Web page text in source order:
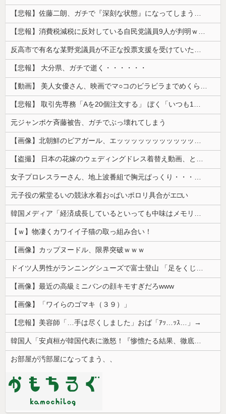
【悲報】佐藤二朗、ガチで『深刻な状態』になってしまう・・・・
【悲報】消費税減税に反対している自民党議員9人が判明ｗｗｗｗｗｗ
反高市で有名な某野党議員が不正な投票支援を受けていた過去が発掘、「説明責任があるのでは？」と揶揄されており……
【悲報】 大分県、ガチで逝く・・・・・・
【動画】 美人女優さん、映画でマ○コのビラビラまでめくらせてしまうｗｗｗｗｗｗ
【悲報】 取引先専務「Aを20個注文する」 ぼく「いつも1～2個しか使わないけど本当に20であってる？」 取専「あってる」→結果『こう』なったんだが...
元ジャンポケ斉藤被告、ガチでぶっ壊れてしまう
【画像】北朝鮮のビアガール、エッッッッッッッッッッッッッッッッッ！
【盗撮】 日本の花嫁のウェディングドレス着替え動画、とんでもない神乳だと海外で話題に
女子プロレスラーさん、地上波番組で胸元ぱっくり・・・（※画像あり）
元子役の紫堂るいの競泳水着お○ぱいポロリ具合がエ□い
韓国メディア「経済成長しているといっても中味はメモリ価格だけ。雇用増加見通しが半減してしまった」……韓国の内需不況は根強い状況っすね
【ｗ】物凄くカワイイ子猫の取っ組み合い！
【画像】カップヌードル、限界突破ｗｗｗ
ドイツ人男性がランニングシューズで富士登山 「足をくじいて動けない」
【画像】最近の高級ミニバンの顔キモすぎだろwww
【画像】「ワイらのゴマキ（３９）」
【悲報】美容師「…手は尽くしました」おば「ｱｯ…ｯｽ…」→
韓国人「安貞桓が韓国代表に激怒！『惨憺たる結果、徹底的な刷新が必要だ』と監督や協会を痛烈批判」
お部屋が汚部屋になってまう、、